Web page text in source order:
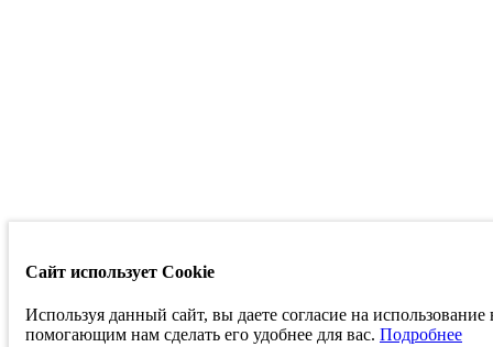
Сайт использует Cookie
Используя данный сайт, вы даете согласие на
помогающим нам сделать его удобнее для вас. Подробнее